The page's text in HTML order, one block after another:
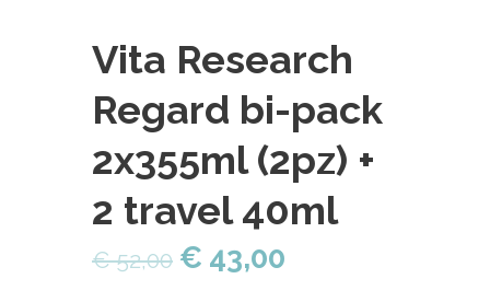
Vita Research
Regard bi-pack
2x355ml (2pz) +
2 travel 40ml
€52,00 € 43,00